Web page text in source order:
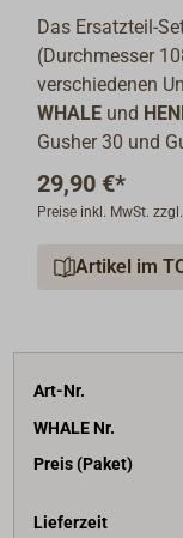
Das Ersatzteil-
(Durchmesser
verschiedenen
WHALE und
Gusher 30 und
29,90 €*
Preise inkl. MwSt.
Artikel im
Art-Nr.
WHALE Nr.
Preis (Paket)
Lieferzeit